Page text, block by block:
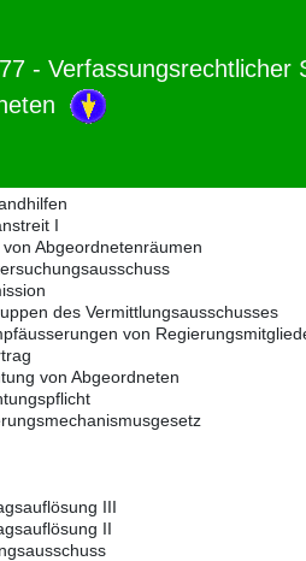
- Verfassungsrechtlicher
Druckversion
I
Abgeordnetenräumen
des Vermittlungsausschusses
von
von Abgeordneten
III
II